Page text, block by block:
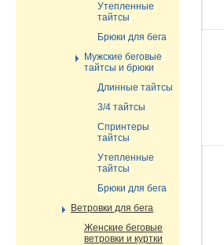
Утепленные
тайтсы
Брюки для бега
Мужские беговые
тайтсы и брюки
Длинные тайтсы
3/4 тайтсы
Спринтеры
тайтсы
Утепленные
тайтсы
Брюки для бега
Ветровки для бега
Женские беговые
ветровки и куртки